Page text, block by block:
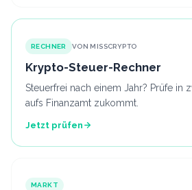
RECHNER VON MISSCRYPTO
Krypto-Steuer-Rechner
Steuerfrei nach einem Jahr? Prüfe in
aufs Finanzamt zukommt.
Jetzt prüfen
MARKT